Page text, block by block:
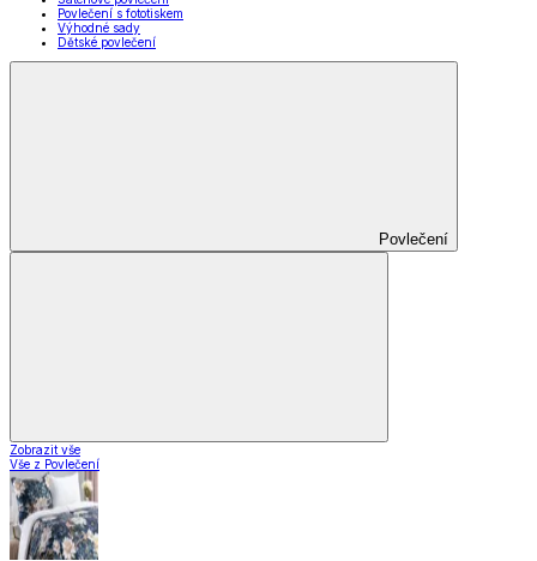
Povlečení s fototiskem
Výhodné sady
Dětské povlečení
Povlečení
Zobrazit vše
Vše z Povlečení